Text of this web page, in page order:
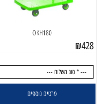
OKH180
₪428
פרטים נוספים